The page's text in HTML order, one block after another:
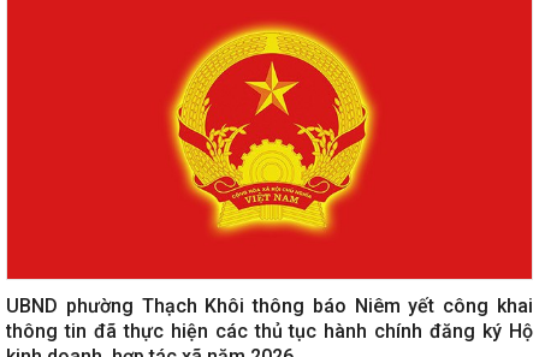
UBND phường Thạch Khôi thông báo Niêm yết công khai
thông tin đã thực hiện các thủ tục hành chính đăng ký Hộ